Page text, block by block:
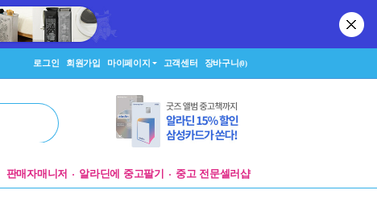
로그인 회원가입 마이페이지 고객센터 장바구니(0)
판매자매니저 알라딘에 중고팔기 중고 전문셀러샵